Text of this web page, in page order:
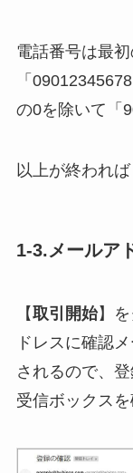
電話番号は最
「
の0を除いて「
以上が終われ
1-3.メールア
【取引開始】
ドレスに確認
されるので、
受信ボックスを